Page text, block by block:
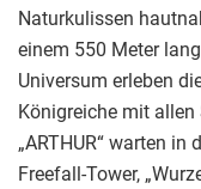
Naturkulissen
einem 550 Meter
Universum erleben
Königreiche mit
„ARTHUR“ warten
Freefall-Tower,